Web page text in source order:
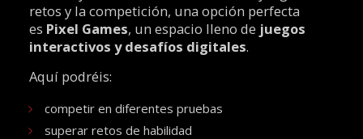
retos y la competición, una opción perfecta
es Pixel Games, un espacio lleno de juegos
interactivos y desafíos digitales.
Aquí podréis:
competir en diferentes pruebas
superar retos de habilidad